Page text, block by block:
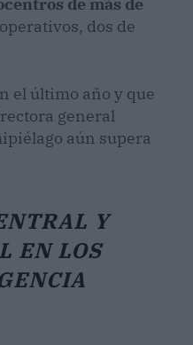
de más de
dos de
el último año y que
general
aún supera
Y
EN LOS